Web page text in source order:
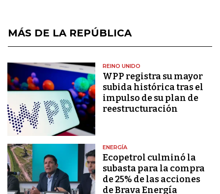
MÁS DE LA REPÚBLICA
REINO UNIDO
WPP registra su mayor
subida histórica tras el
impulso de su plan de
reestructuración
ENERGÍA
Ecopetrol culminó la
subasta para la compra
de 25% de las acciones
de Brava Energía